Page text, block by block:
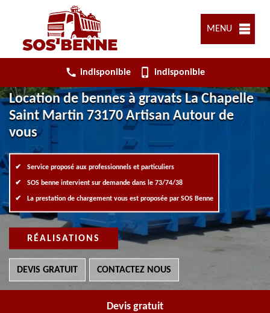
MENU
indisponible indisponible
Location de bennes à gravats La Chapelle
Saint Martin 73170 Artisan Autour de
vous
Service proposé aux professionnels et particuliers
SOS benne intervient sur demande dans le 73/74/38
La prestation de chargement vous est proposée par SOS Benne
RÉALISATIONS
DEVIS GRATUIT CONTACTEZ NOUS
Devis gratuit